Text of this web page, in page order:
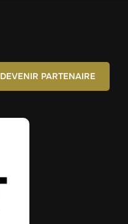
DEVENIR PARTENAIRE